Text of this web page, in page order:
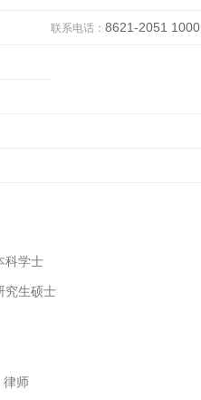
联系电话：8621-2051 1000
学士
生硕士
师